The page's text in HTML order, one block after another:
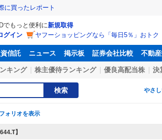
に買ったレポート
でもっと便利に新規取得
グイン
ヤフーショッピングなら「毎日5％」おトク
信託 ニュース 掲示板 証券会社比較 不動
キング 株主優待ランキング 優良高配当株 決
検索 やさ
ォリオを表示
】